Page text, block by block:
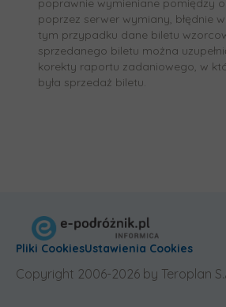
poprawnie wymieniane pomiędzy
poprzez serwer wymiany, błędnie
tym przypadku dane biletu
sprzedanego biletu można
korekty raportu zadaniowego, w
była sprzedaż biletu.
Pliki CookiesUstawienia Cookies
Copyright 2006-2026 by Teroplan